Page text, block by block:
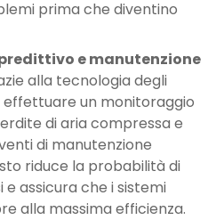
prima che diventino
e manutenzione
alla tecnologia degli
effettuare un monitoraggio
di aria compressa e
di manutenzione
riduce la probabilità di
e assicura che i sistemi
alla massima efficienza.